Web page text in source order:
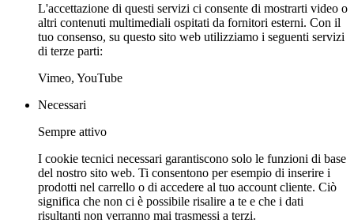
L'accettazione di questi servizi ci consente di mostrarti video o
altri contenuti multimediali ospitati da fornitori esterni. Con il
tuo consenso, su questo sito web utilizziamo i seguenti servizi
di terze parti:
Vimeo, YouTube
Necessari
Sempre attivo
I cookie tecnici necessari garantiscono solo le funzioni di base
del nostro sito web. Ti consentono per esempio di inserire i
prodotti nel carrello o di accedere al tuo account cliente. Ciò
significa che non ci è possibile risalire a te e che i dati
risultanti non verranno mai trasmessi a terzi.